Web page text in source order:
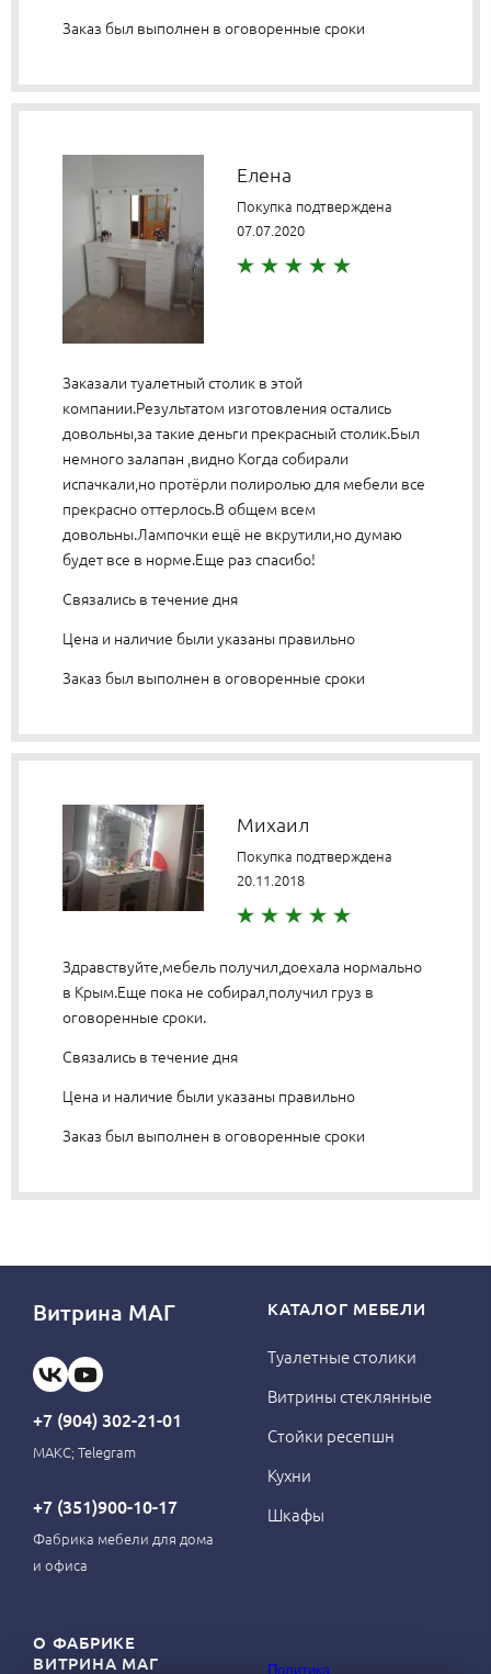
Заказ был выполнен в оговоренные сроки
Елена
Покупка подтверждена
07.07.2020
Заказали туалетный столик в этой
компании.Результатом изготовления остались
довольны,за такие деньги прекрасный столик.Был
немного залапан ,видно Когда собирали
испачкали,но протёрли полиролью для мебели все
прекрасно оттерлось.В общем всем
довольны.Лампочки ещё не вкрутили,но думаю
будет все в норме.Еще раз спасибо!
Связались в течение дня
Цена и наличие были указаны правильно
Заказ был выполнен в оговоренные сроки
Михаил
Покупка подтверждена
20.11.2018
Здравствуйте,мебель получил,доехала нормально
в Крым.Еще пока не собирал,получил груз в
оговоренные сроки.
Связались в течение дня
Цена и наличие были указаны правильно
Заказ был выполнен в оговоренные сроки
Витрина МАГ
+7 (904) 302-21-01
МАКС; Telegram
+7 (351)900-10-17
Фабрика мебели для дома
и офиса
КАТАЛОГ МЕБЕЛИ
Туалетные столики
Витрины стеклянные
Стойки ресепшн
Кухни
Шкафы
О ФАБРИКЕ
ВИТРИНА МАГ
Политика